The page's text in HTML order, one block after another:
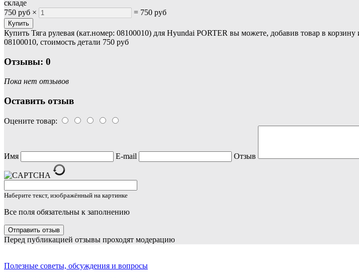
складе
750 руб × = 750 руб
Купить Тяга рулевая (кат.номер: 08100010) для Hyundai PORTER вы можете, добавив товар в
08100010, стоимость детали 750 руб
Отзывы: 0
Пока нет отзывов
Оставить отзыв
Оцените товар:
Имя E-mail Отзыв
Наберите текст, изображённый на картинке
Все поля обязательны к заполнению
Перед публикацией отзывы проходят модерацию
Полезные советы, обсуждения и вопросы